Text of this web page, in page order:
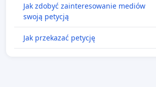
Jak zdobyć zainteresowanie mediów
swoją petycją
Jak przekazać petycję